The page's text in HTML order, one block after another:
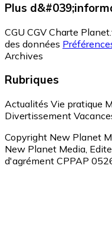
Plus
CGU CGV Charte
des données
Archives
Rubriques
Actualités Vie pratique
Divertissement
Copyright New Planet
New Planet Media,
d'agrément CPPAP